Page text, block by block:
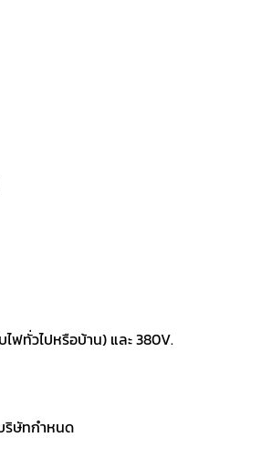
ฟทั่วไปหรือบ้าน) และ 380V.
ริษัทกำหนด